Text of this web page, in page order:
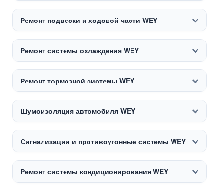
Ремонт подвески и ходовой части WEY
Ремонт системы охлаждения WEY
Ремонт тормозной системы WEY
Шумоизоляция автомобиля WEY
Сигнализации и противоугонные системы WEY
Ремонт системы кондиционирования WEY